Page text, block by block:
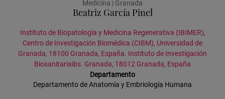
Medicina | Granada
Beatriz García Pinel
Instituto de Biopatología y Medicina Regenerativa (IBIMER),
Centro de Investigación Biomédica (CIBM), Universidad de
Granada, 18100 Granada, España. Instituto de Investigación
Biosanitariaibs. Granada, 18012 Granada, España
Departamento
Departamento de Anatomía y Embriología Humana